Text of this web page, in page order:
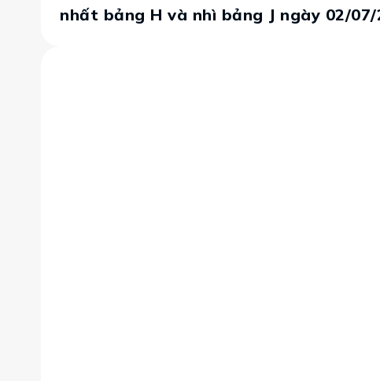
Tin tức
nhất bảng H và nhì bảng J ngày 02/07/